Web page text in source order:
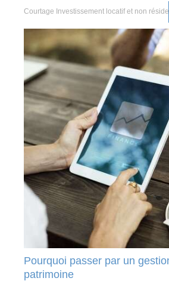
Courtage Investissement locatif et non
Pourquoi passer par un
patrimoine